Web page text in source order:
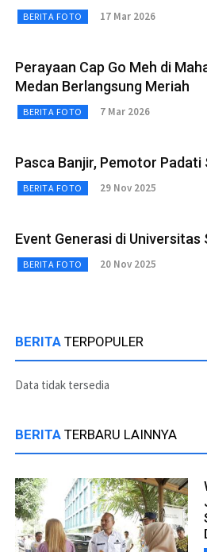
BERITA FOTO 17 Mar 2026
Perayaan Cap Go Meh di
Medan Berlangsung Meriah
BERITA FOTO 7 Mar 2026
Pasca Banjir, Pemotor Padati
BERITA FOTO 29 Nov 2025
Event Generasi di Universitas
BERITA FOTO 20 Nov 2025
BERITA TERPOPULER
Data tidak tersedia
BERITA TERBARU LAINNYA